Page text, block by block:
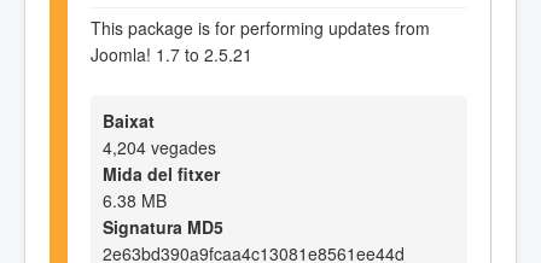
This package is for performing updates from
Joomla! 1.7 to 2.5.21
Baixat
4,204 vegades
Mida del fitxer
6.38 MB
Signatura MD5
2e63bd390a9fcaa4c13081e8561ee44d